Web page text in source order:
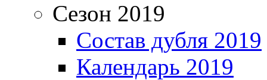
Сезон 2019
Состав дубля 2019
Календарь 2019